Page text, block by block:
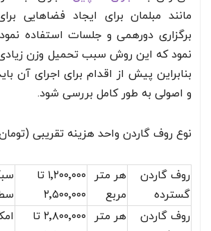
مانند مبلمان برای ایجاد فضاهایی
برگزاری دورهمی و جلسات استفاده
نمود که این روش سبب تحمیل وزن
بنابراین پیش از اقدام برای اجرای آن
و اصولی به طور کامل بررسی شود.
نوع روف گاردن واحد هزینه تقریبی
روف گاردن
گسترده
هر متر
مربع
۱٬۲۰۰٬۰۰۰ تا
۲٬۵۰۰٬۰۰۰
روف گاردن
هر متر
۲٬۸۰۰٬۰۰۰ تا